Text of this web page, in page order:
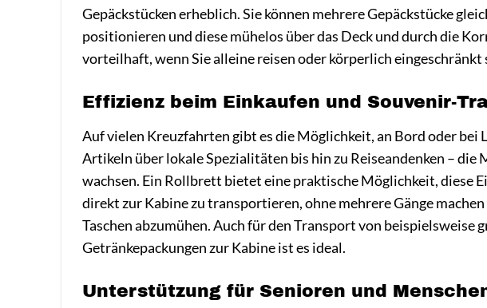
Gepäckstücken erheblich. Sie können mehrere Gepäckstücke
positionieren und diese mühelos über das Deck und durch die
vorteilhaft, wenn Sie alleine reisen oder körperlich eingeschränkt
Effizienz beim Einkaufen und Souvenir-
Auf vielen Kreuzfahrten gibt es die Möglichkeit, an Bord oder bei
Artikeln über lokale Spezialitäten bis hin zu Reiseandenken – die
wachsen. Ein Rollbrett bietet eine praktische Möglichkeit, diese
direkt zur Kabine zu transportieren, ohne mehrere Gänge
Taschen abzumühen. Auch für den Transport von beispielsweise
Getränkepackungen zur Kabine ist es ideal.
Unterstützung für Senioren und